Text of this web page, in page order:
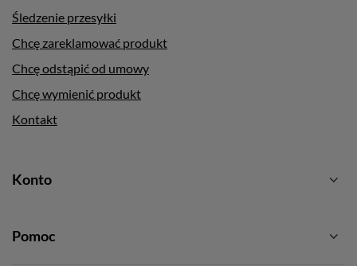
Śledzenie przesyłki
Chcę zareklamować produkt
Chcę odstąpić od umowy
Chcę wymienić produkt
Kontakt
Konto
Pomoc